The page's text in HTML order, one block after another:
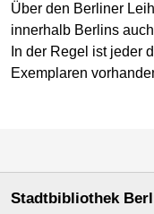
Über den Berliner
innerhalb Berlins
In der Regel ist jeder
Exemplaren
Stadtbibliothek